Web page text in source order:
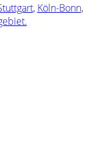
, Köln-Bonn,